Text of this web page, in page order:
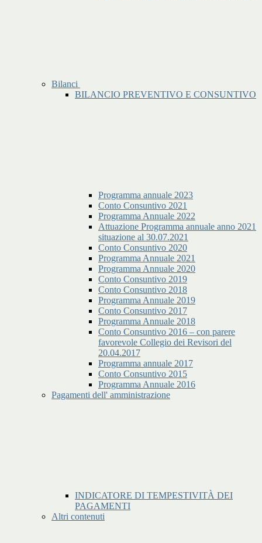
Bilanci
BILANCIO PREVENTIVO E CONSUNTIVO
Programma annuale 2023
Conto Consuntivo 2021
Programma Annuale 2022
Attuazione Programma annuale anno 2021
situazione al 30.07.2021
Conto Consuntivo 2020
Programma Annuale 2021
Programma Annuale 2020
Conto Consuntivo 2019
Conto Consuntivo 2018
Programma Annuale 2019
Conto Consuntivo 2017
Programma Annuale 2018
Conto Consuntivo 2016 – con parere
favorevole Collegio dei Revisori del
20.04.2017
Programma annuale 2017
Conto Consuntivo 2015
Programma Annuale 2016
Pagamenti dell' amministrazione
INDICATORE DI TEMPESTIVITÀ DEI
PAGAMENTI
Altri contenuti